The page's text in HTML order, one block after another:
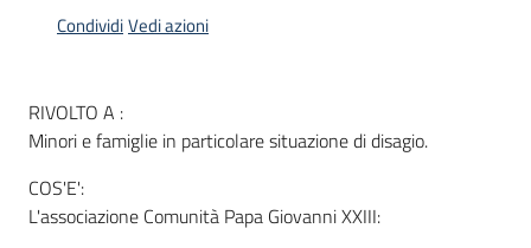
CondividiVedi azioni
RIVOLTO A :
Minori e famiglie in particolare situazione di disagio.
COS'E':
L'associazione Comunità Papa Giovanni XXIII: